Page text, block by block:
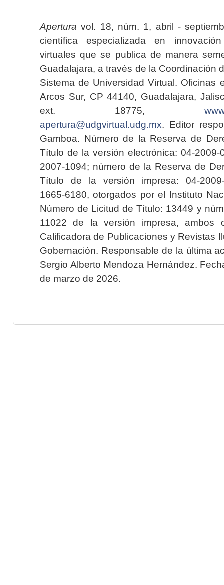
Apertura vol. 18, núm. 1, abril -
científica especializada en
virtuales que se publica de manera
Guadalajara, a través de la Coordinación
Sistema de Universidad Virtual. Oficinas
Arcos Sur, CP 44140, Guadalajara,
ext. 18775,
apertura@udgvirtual.udg.mx. Editor
Gamboa. Número de la Reserva de
Título de la versión electrónica: 04-2009-
2007-1094; número de la Reserva de
Título de la versión impresa: 04-2009-
1665-6180, otorgados por el Instituto
Número de Licitud de Título: 13449 y
11022 de la versión impresa, ambos
Calificadora de Publicaciones y Revistas
Gobernación. Responsable de la última
Sergio Alberto Mendoza Hernández.
de marzo de 2026.